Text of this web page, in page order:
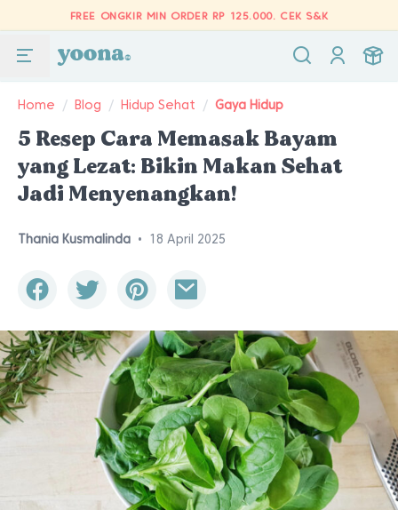
FREE ONGKIR MIN ORDER RP 125.000. CEK S&K
Home / Blog / Hidup Sehat / Gaya Hidup
5 Resep Cara Memasak Bayam
yang Lezat: Bikin Makan Sehat
Jadi Menyenangkan!
Thania Kusmalinda • 18 April 2025